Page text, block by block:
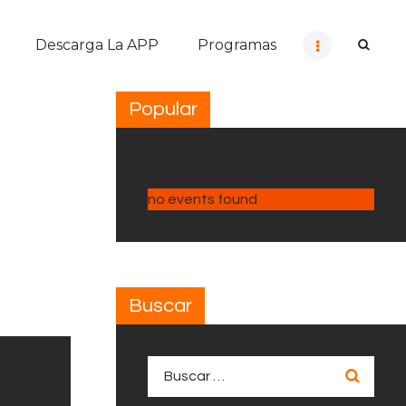
Descarga La APP Programas
Popular
no events found
Buscar